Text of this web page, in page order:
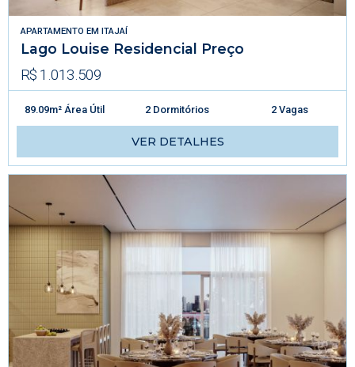
APARTAMENTO EM ITAJAÍ
Lago Louise Residencial Preço
R$ 1.013.509
89.09m² Área Útil 2 Dormitórios 2 Vagas
VER DETALHES